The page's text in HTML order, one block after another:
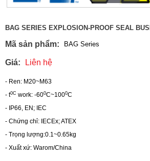
BAG SERIES EXPLOSION-PROOF SEAL
Mã sản phẩm: BAG Series
Giá: Liên hệ
- Ren: M20~M63
- t0C work: -600C~1000C
- IP66, EN; IEC
- Chứng chỉ: IECEx; ATEX
- Trọng lượng:0.1~0.65kg
- Xuất xứ: Warom/China